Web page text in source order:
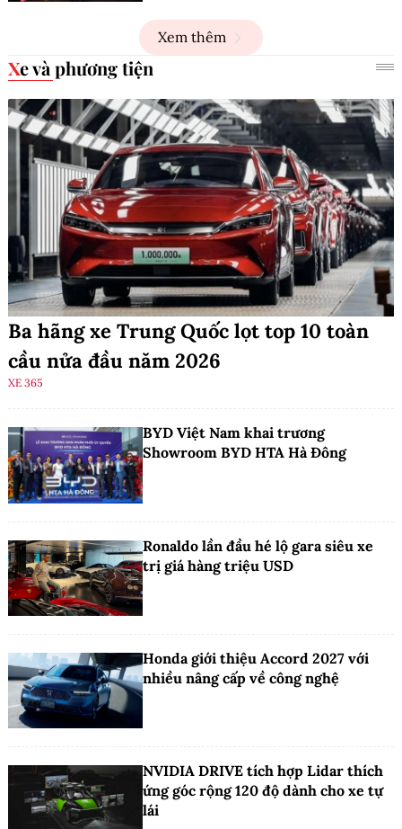
Xem thêm
Xe và phương tiện
Ba hãng xe Trung Quốc lọt top 10 toàn
cầu nửa đầu năm 2026
XE 365
BYD Việt Nam khai trương
Showroom BYD HTA Hà Đông
Ronaldo lần đầu hé lộ gara siêu xe
trị giá hàng triệu USD
Honda giới thiệu Accord 2027 với
nhiều nâng cấp về công nghệ
NVIDIA DRIVE tích hợp Lidar thích
ứng góc rộng 120 độ dành cho xe tự
lái